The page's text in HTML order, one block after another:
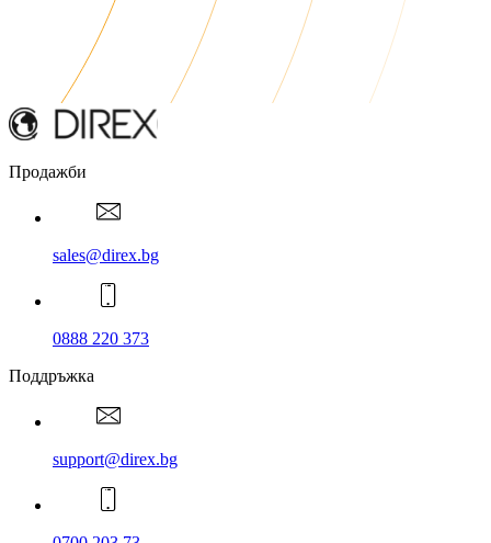
Продажби
sales@direx.bg
0888 220 373
Поддръжка
support@direx.bg